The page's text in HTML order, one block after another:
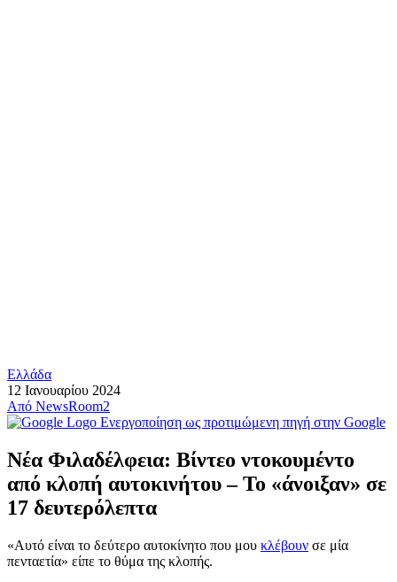
Ελλάδα
12 Ιανουαρίου 2024
Από NewsRoom2
Ενεργοποίηση ως προτιμώμενη πηγή στην Google
Νέα Φιλαδέλφεια: Βίντεο ντοκουμέντο
από κλοπή αυτοκινήτου – Το «άνοιξαν» σε
17 δευτερόλεπτα
«Αυτό είναι το δεύτερο αυτοκίνητο που μου κλέβουν σε μία
πενταετία» είπε το θύμα της κλοπής.